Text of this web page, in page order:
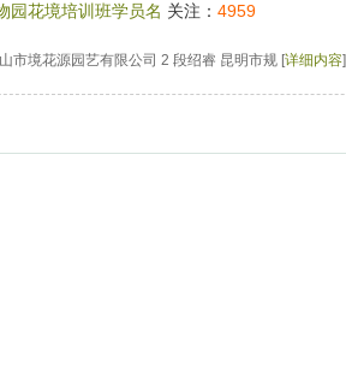
园花境培训班学员名 关注： 4959
市境花源园艺有限公司 2 段绍睿 昆明市规 [详细内容]